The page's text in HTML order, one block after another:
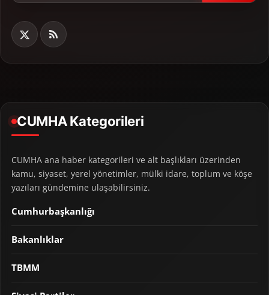
CUMHA Kategorileri
CUMHA ana haber kategorileri ve alt başlıkları üzerinden
kamu, siyaset, yerel yönetimler, mülki idare, toplum ve köşe
yazıları gündemine ulaşabilirsiniz.
Cumhurbaşkanlığı
Bakanlıklar
TBMM